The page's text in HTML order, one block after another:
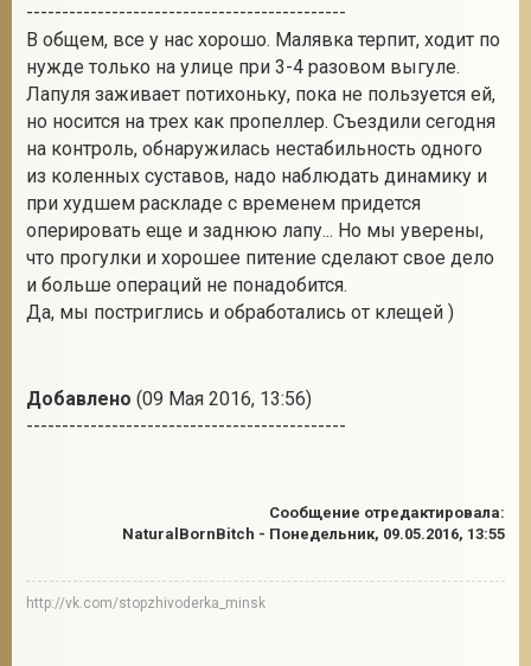
---------------------------------------------
В общем, все у нас хорошо. Малявка терпит, ходит по
нужде только на улице при 3-4 разовом выгуле.
Лапуля заживает потихоньку, пока не пользуется ей,
но носится на трех как пропеллер. Съездили сегодня
на контроль, обнаружилась нестабильность одного
из коленных суставов, надо наблюдать динамику и
при худшем раскладе с временем придется
оперировать еще и заднюю лапу... Но мы уверены,
что прогулки и хорошее питение сделают свое дело
и больше операций не понадобится.
Да, мы постриглись и обработались от клещей )
Добавлено (09 Мая 2016, 13:56)
---------------------------------------------
Сообщение отредактировала:
NaturalBornBitch - Понедельник, 09.05.2016, 13:55
http://vk.com/stopzhivoderka_minsk